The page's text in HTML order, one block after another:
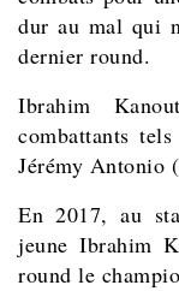
dur au mal qui
dernier round.
Ibrahim
combattants
Jérémy Antonio
En 2017, au
jeune Ibrahim
round le